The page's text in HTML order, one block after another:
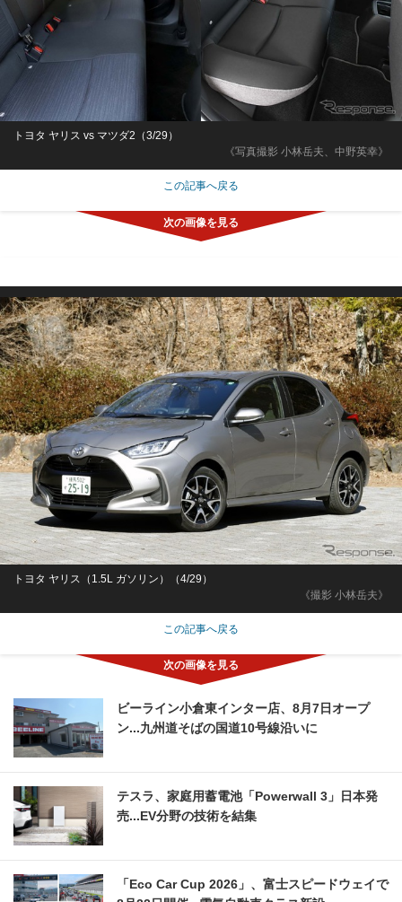
《写真撮影 小林岳夫、中野英幸》
トヨタ ヤリス vs マツダ2（3/29）
この記事へ戻る
《撮影 小林岳夫》
トヨタ ヤリス（1.5L ガソリン）（4/29）
この記事へ戻る
ビーライン小倉東インター店、8月7日オープ
ン...九州道そばの国道10号線沿いに
テスラ、家庭用蓄電池「Powerwall 3」日本発
売...EV分野の技術を結集
「Eco Car Cup 2026」、富士スピードウェイで